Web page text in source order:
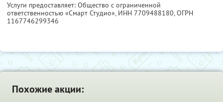
Услуги предоставляет: Общество с ограниченной
ответственностью «Смарт Студио», ИНН 7709488180, ОГРН
1167746299346
Похожие акции: